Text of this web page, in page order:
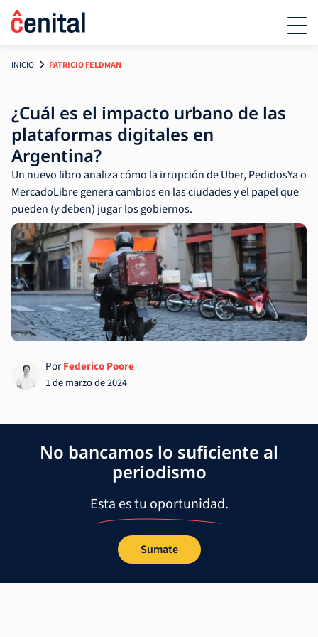
INICIO PATRICIO FELDMAN
¿Cuál es el impacto urbano de las
plataformas digitales en
Argentina?
Un nuevo libro analiza cómo la irrupción de Uber, PedidosYa o
MercadoLibre genera cambios en las ciudades y el papel que
pueden (y deben) jugar los gobiernos.
PorFederico Poore
1 de marzo de 2024
No bancamos lo suficiente al
periodismo
Esta es tu oportunidad.
Sumate